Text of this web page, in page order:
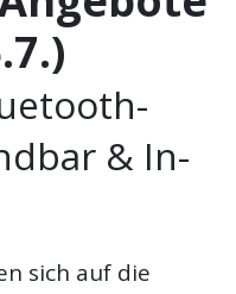
& In-
sich auf die